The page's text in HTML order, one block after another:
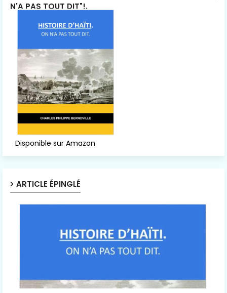
N'A PAS TOUT DIT"!.
Disponible sur Amazon
ARTICLE ÉPINGLÉ